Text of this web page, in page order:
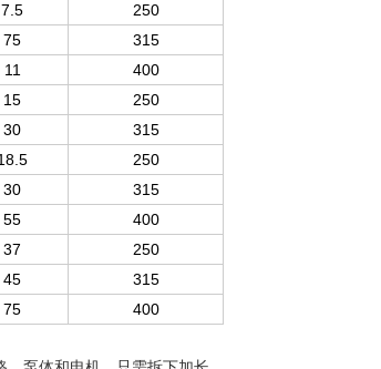
7.5
250
75
315
11
400
15
250
30
315
250
30
315
55
400
37
250
45
315
75 400